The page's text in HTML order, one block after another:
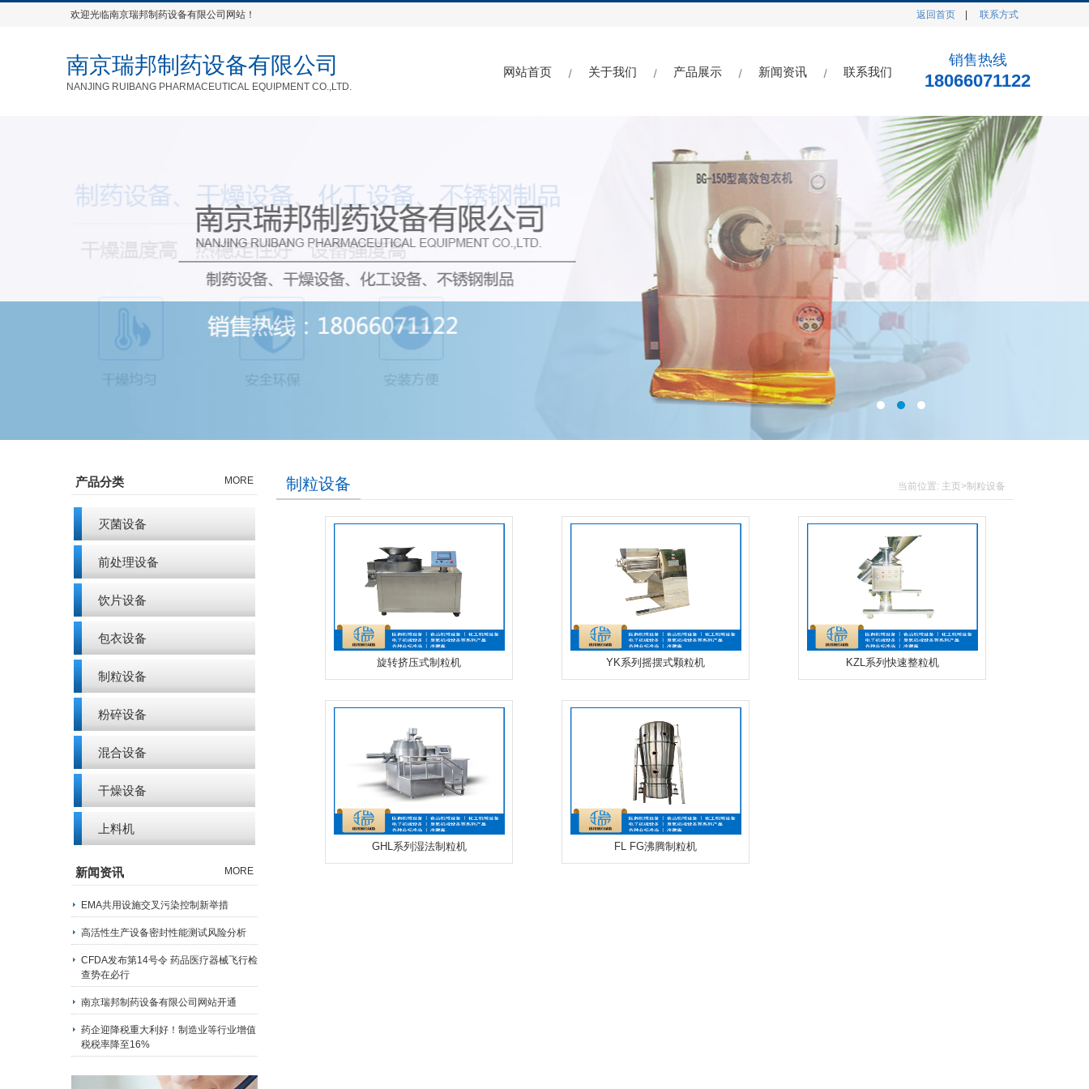
欢迎光临南京瑞邦制药设备有限公司网站！ 返回首页 联系方式
南京瑞邦制药设备有限公司
NANJING RUIBANG PHARMACEUTICAL EQUIPMENT CO.,LTD.
网站首页 关于我们 产品展示 新闻资讯 联系我们
销售热线
18066071122
产品分类 MORE
灭菌设备
前处理设备
饮片设备
包衣设备
制粒设备
粉碎设备
混合设备
干燥设备
上料机
新闻资讯 MORE
EMA共用设施交叉污染控制新举措
高活性生产设备密封性能测试风险分析
CFDA发布第14号令 药品医疗器械飞行检
查势在必行
南京瑞邦制药设备有限公司网站开通
药企迎降税重大利好！制造业等行业增值
税税率降至16%
制粒设备 当前位置: 主页>制粒设备
旋转挤压式制粒机 YK系列摇摆式颗粒机 KZL系列快速整粒机
GHL系列湿法制粒机 FL FG沸腾制粒机